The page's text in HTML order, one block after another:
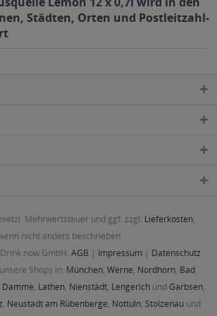
Städten, Orten und Postleitzahl-
Mehrwertsteuer und ggf. zzgl. Lieferkosten,
nicht anders beschrieben
now GmbH: AGB | Impressum | Datenschutz
Shops in: München, Werne, Nordhorn, Bad
Damme, Lathen, Nienstädt, Lengerichund Garbsen,
, Neustadt am Rübenberge, Nottuln, Stolzenau und